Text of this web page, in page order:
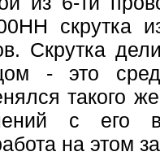
скрутка
Скрутка
- это
такого
с его
на этом